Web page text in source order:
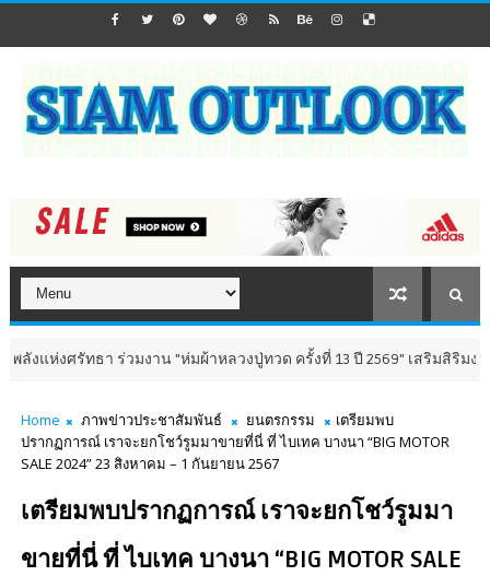
ธา ร่วมงาน "ห่มผ้าหลวงปู่ทวด ครั้งที่ 13 ปี 2569" เสริมสิริมงคล เติมพลั
Home ภาพข่าวประชาสัมพันธ์ ยนตรกรรม
เตรียมพบ
ปรากฏการณ์ เราจะยกโชว์รูมมาขายที่นี่ ที่ ไบเทค บางนา “BIG MOTOR
SALE 2024” 23 สิงหาคม – 1 กันยายน 2567
เตรียมพบปรากฏการณ์ เราจะยกโชว์รูมมา
ขายที่นี่ ที่ ไบเทค บางนา “BIG MOTOR SALE